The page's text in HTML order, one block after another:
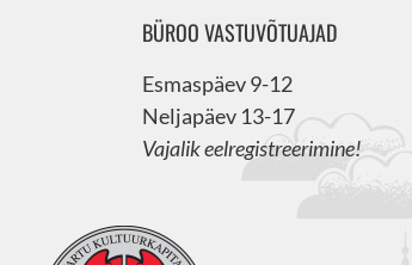
BÜROO VASTUVÕTUAJAD
Esmaspäev 9-12
Neljapäev 13-17
Vajalik eelregistreerimine!